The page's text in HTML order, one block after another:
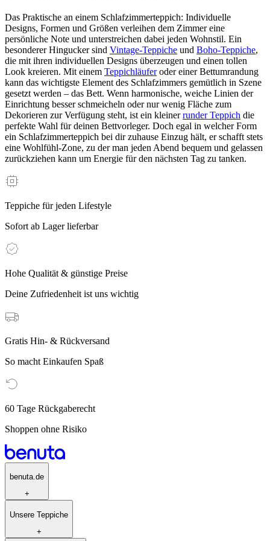
Das Praktische an einem Schlafzimmerteppich: Individuelle
Designs, Formen und Größen verleihen dem Zimmer eine
persönliche Note und unterstreichen dabei jeden Wohnstil. Ein
besonderer Hingucker sind Vintage-Teppiche und Boho-Teppiche,
die mit ihren individuellen Designs überzeugen und einen tollen
Look kreieren. Mit einem Teppichläuferoder einer Bettumrandung
kann das wichtigste Element des Schlafzimmers gemütlich in Szene
gesetzt werden – das Bett. Wenn harmonische, weiche Linien der
Einrichtung besser schmeicheln oder nur wenig Fläche zum
Dekorieren zur Verfügung steht, ist ein kleinerrunder Teppich die
perfekte Wahl für deinen Bettvorleger. Doch egal in welcher Form
ein Schlafzimmerteppich bei dir zuhause Einzug hält, er schafft stets
eine Wohlfühl-Zone, zu der man jeden Abend bequem und gelassen
zurückziehen kann um Energie für den nächsten Tag zu tanken.
Teppiche für jeden Lifestyle
Sofort ab Lager lieferbar
Hohe Qualität & günstige Preise
Deine Zufriedenheit ist uns wichtig
Gratis Hin- & Rückversand
So macht Einkaufen Spaß
60 Tage Rückgaberecht
Shoppen ohne Risiko
benuta.de
+
Unsere Teppiche
+